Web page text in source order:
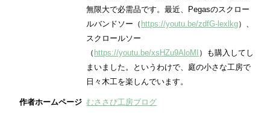
無限大で必需品です。最近、Pegasのスクロー
ルバンドソー（ https://youtu.be/zdfG-lexlkg）、
スクロールソー
（ https://youtu.be/xsHZu9AloMI ）も購入してし
まいました。というわけで、庭の小さな工房で
日々木工を楽しんでいます。
作者ホームページ むささび工房ブログ